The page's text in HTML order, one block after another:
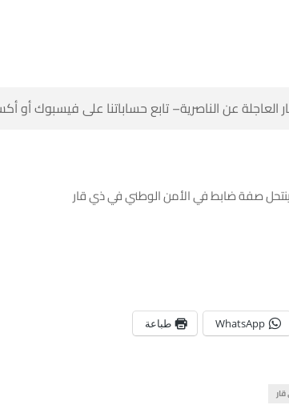
عن الناصرية– تابع حساباتنا على فيسبوك أو
صفة ضابط في الأمن الوطني في ذي قار
WhatsApp طباعة